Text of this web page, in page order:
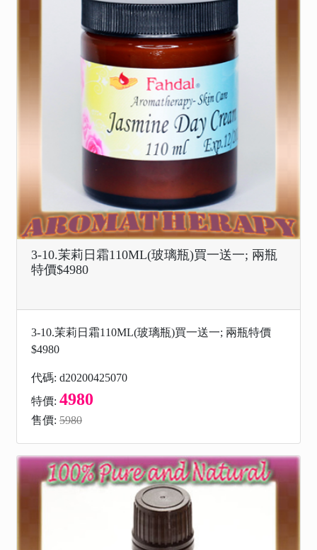
3-10.茉莉日霜110ML(玻璃瓶)買一送一; 兩瓶
特價$4980
3-10.茉莉日霜110ML(玻璃瓶)買一送一; 兩瓶特價
$4980
代碼: d20200425070
特價: 4980
售價: 5980